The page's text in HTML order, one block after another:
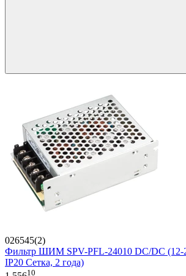
026545(2)
Фильтр ШИМ SPV-PFL-24010 DC/DC (12-
IP20 Сетка, 2 года)
10